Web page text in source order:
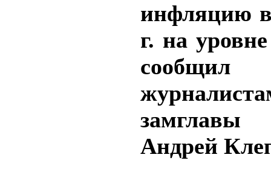
инфляцию
г. на
сообщил
Андрей